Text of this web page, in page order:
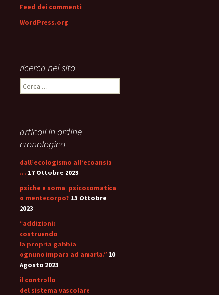
Feed dei commenti
WordPress.org
ricerca nel sito
Ricerca
per:
articoli in ordine
cronologico
dall’ecologismo all’ecoansia
… 17 Ottobre 2023
psiche e soma: psicosomatica
o mentecorpo? 13 Ottobre
2023
“addizioni:
costruendo
la propria gabbia
ognuno impara ad amarla.” 10
Agosto 2023
il controllo
del sistema vascolare